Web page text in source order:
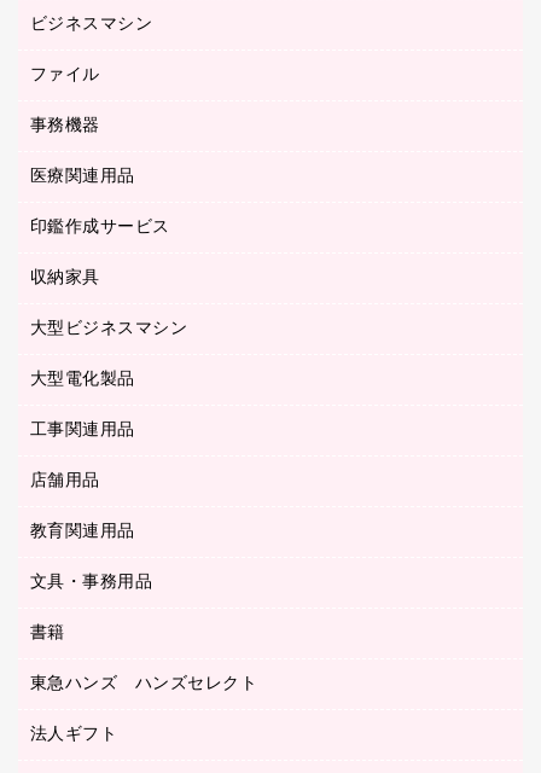
伝票
典礼用品
帳簿
慶弔用品
スマートフォン／モバイル周辺機器
ディスプレイモニター
ネットワーク／ＬＡＮアクセサリー
パソコンバッグ／収納用品
パソコン周辺機器
各種ケーブル
ＨＤＤ／ＳＳＤ
ＯＡフィルター
ＵＳＢハブ／ＵＳＢアクセサリー
パーティション
ホワイトボード・黒板
ビジネスマシン
インクジェットプリンタ／複合機
コピー機
デジタルカメラ
ファクシミリ
レーザープリンタ／複合機
電話機
ファイル
その他ファイル
カードケース
クリヤーブック（固定式）
クリヤーブック（差替式）
パイプ式ファイル
ファイルボックス
リングファイル
レターファイル
持ち出しファイル
板目表紙・綴込表紙
事務機器
シュレッダ
タイムカード
ラミネータ
ラミネートフィルム
ＯＨＰ用品
医療関連用品
介護用品
使い捨て手袋
医療関連用品
感染症対策用品
印鑑作成サービス
印鑑作成サービス
収納家具
その他収納
ロッカー・下駄箱
金庫
大型ビジネスマシン
プリンタ
大型電化製品
テレビ・ＡＶ機器
冷蔵庫・キッチン・調理家電
工事関連用品
屋外用品
工事関連用品
店舗用品
カウンター／お会計用品
サイン・看板用品
レジ・ポリ袋
店舗運営用品
教育関連用品
教育関連用品
文具・事務用品
その他文具
クリップ
書籍
パソコンソフト
東急ハンズ ハンズセレクト
東急ハンズ
法人ギフト